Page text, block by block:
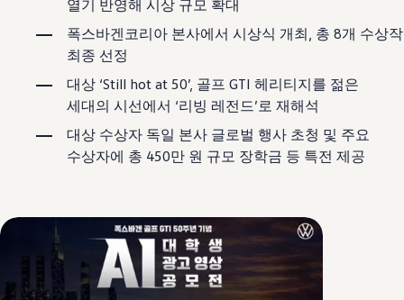
장거리 운행
이전 모델
액세서리
차량용
도움이 필요하신가요?
고객 지원 센터
FAQ
프로모션 & 뉴스
FAQ
열기 반영해 시상 규모 확대
폭스바겐코리아 본사에서 시상식 개최, 총 8개 수상작
최종 선정
대상 ‘Still hot at 50’, 골프 GTI 헤리티지를 젊은
세대의 시선에서 ‘리빙 레전드’로 재해석
대상 수상자 독일 본사 글로벌 행사 초청 및 주요
수상자에 총 450만 원 규모 장학금 등 특전 제공